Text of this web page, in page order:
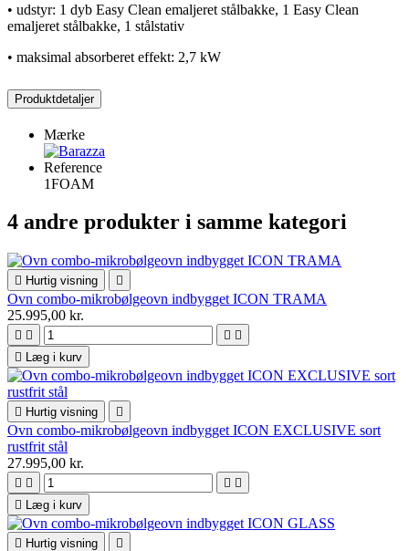
• udstyr: 1 dyb Easy Clean emaljeret stålbakke, 1 Easy Clean
emaljeret stålbakke, 1 stålstativ
• maksimal absorberet effekt: 2,7 kW
Produktdetaljer
Mærke
Reference
1FOAM
4 andre produkter i samme kategori
 Hurtig visning 
Ovn combo-mikrobølgeovn indbygget ICON TRAMA
25.995,00 kr.
   
 Læg i kurv
 Hurtig visning 
Ovn combo-mikrobølgeovn indbygget ICON EXCLUSIVE sort
rustfrit stål
27.995,00 kr.
   
 Læg i kurv
 Hurtig visning 